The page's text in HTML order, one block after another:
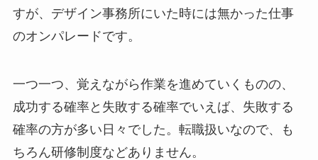
すが、デザイン事務所にいた時には無かった仕事
のオンパレードです。
一つ一つ、覚えながら作業を進めていくものの、
成功する確率と失敗する確率でいえば、失敗する
確率の方が多い日々でした。転職扱いなので、も
ちろん研修制度などありません。